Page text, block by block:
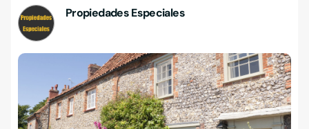
Propiedades Especiales